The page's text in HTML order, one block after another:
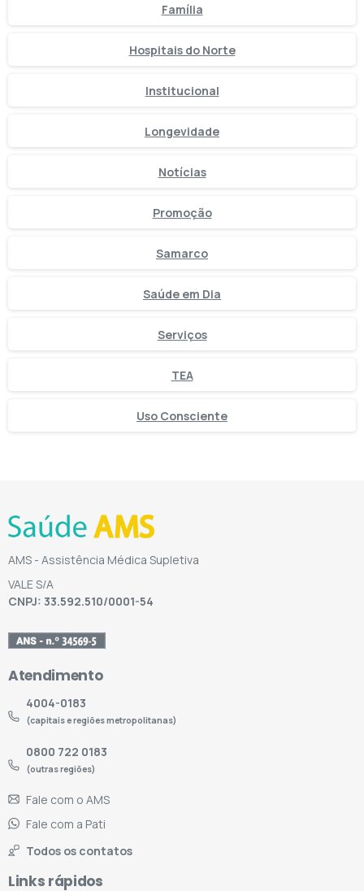
Família
Hospitais do Norte
Institucional
Longevidade
Notícias
Promoção
Samarco
Saúde em Dia
Serviços
TEA
Uso Consciente
AMS - Assistência Médica Supletiva
VALE S/A
CNPJ: 33.592.510/0001-54
Atendimento
4004-0183
(capitais e regiões metropolitanas)
0800 722 0183
(outras regiões)
Fale com o AMS
Fale com a Pati
Todos os contatos
Links rápidos